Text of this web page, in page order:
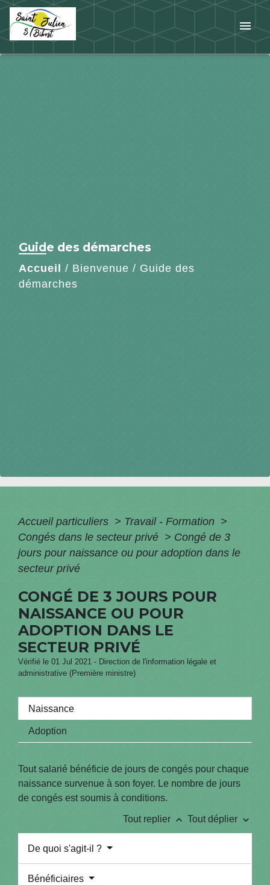
menu
Guide des démarches
Accueil / Bienvenue / Guide des
démarches
Accueil particuliers > Travail - Formation >
Congés dans le secteur privé > Congé de 3
jours pour naissance ou pour adoption dans le
secteur privé
CONGÉ DE 3 JOURS POUR
NAISSANCE OU POUR
ADOPTION DANS LE
SECTEUR PRIVÉ
Vérifié le 01 Jul 2021 - Direction de l'information légale et
administrative (Première ministre)
Naissance
Adoption
Tout salarié bénéficie de jours de congés pour chaque
naissance survenue à son foyer. Le nombre de jours
de congés est soumis à conditions.
Tout replier keyboard_arrow_up Tout déplier keyboard_arrow_down
De quoi s'agit-il ?
Bénéficiaires